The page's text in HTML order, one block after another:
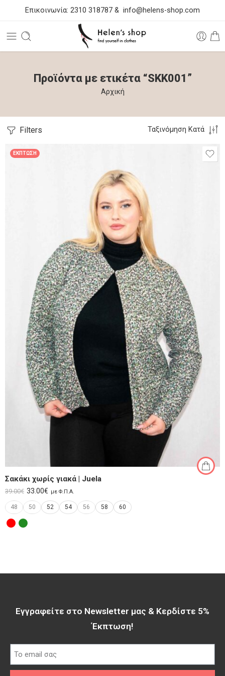
Επικοινωνία: 2310 318787 & info@helens-shop.com
Προϊόντα με ετικέτα “SKK001”
Αρχική
Filters Ταξινόμηση Κατά
ΈΚΠΤΩΣΗ
Σακάκι χωρίς γιακά | Juela
39.00€ 33.00€ με Φ.Π.Α.
48 50 52 54 56 58 60
Εγγραφείτε στο Newsletter μας & Κερδίστε 5%
Έκπτωση!​